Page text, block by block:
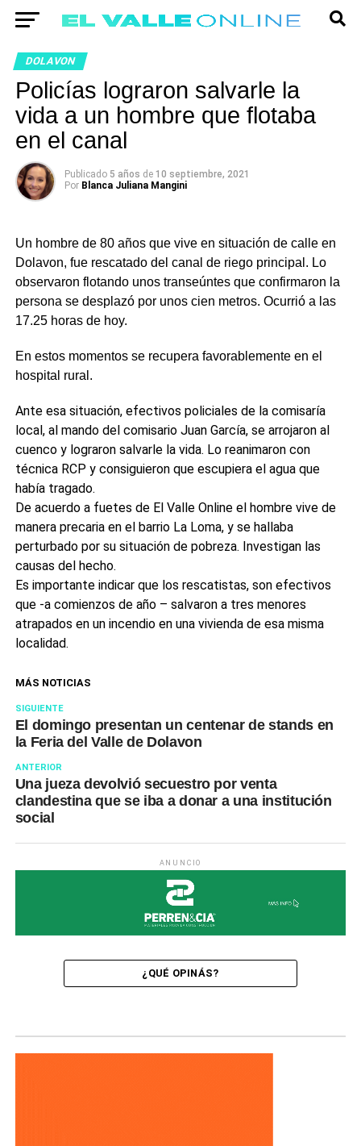
DOLAVON
Policías lograron salvarle la
vida a un hombre que flotaba
en el canal
Publicado 5 años de 10 septiembre, 2021
Por Blanca Juliana Mangini
Un hombre de 80 años que vive en situación de calle en
Dolavon, fue rescatado del canal de riego principal. Lo
observaron flotando unos transeúntes que confirmaron la
persona se desplazó por unos cien metros. Ocurrió a las
17.25 horas de hoy.
En estos momentos se recupera favorablemente en el
hospital rural.
Ante esa situación, efectivos policiales de la comisaría
local, al mando del comisario Juan García, se arrojaron al
cuenco y lograron salvarle la vida. Lo reanimaron con
técnica RCP y consiguieron que escupiera el agua que
había tragado.
De acuerdo a fuetes de El Valle Online el hombre vive de
manera precaria en el barrio La Loma, y se hallaba
perturbado por su situación de pobreza. Investigan las
causas del hecho.
Es importante indicar que los rescatistas, son efectivos
que -a comienzos de año – salvaron a tres menores
atrapados en un incendio en una vivienda de esa misma
localidad.
MÁS NOTICIAS
SIGUIENTE
El domingo presentan un centenar de stands en
la Feria del Valle de Dolavon
ANTERIOR
Una jueza devolvió secuestro por venta
clandestina que se iba a donar a una institución
social
ANUNCIO
¿QUÉ OPINÁS?